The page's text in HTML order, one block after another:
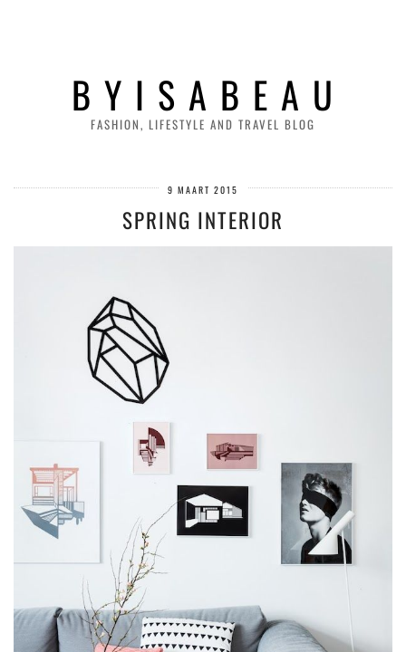
B Y I S A B E A U
FASHION, LIFESTYLE AND TRAVEL BLOG
9 MAART 2015
SPRING INTERIOR